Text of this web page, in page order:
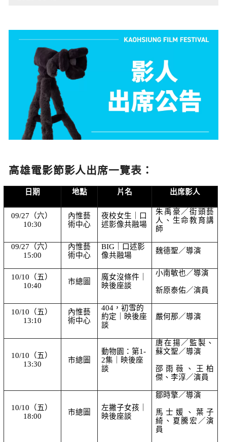
高雄電影節影人出席一覽表：
日期 地點 片名 出席影人
09/27（六）
10:30
內惟藝
術中心
夜校女生｜口
述影像共融場
朱禹豪／街頭藝
人、生命教育講
師
09/27（六）
15:00
內惟藝
術中心
BIG｜口述影
像共融場
魏德聖／導演
10/10（五）
10:40
市總圖
魔女沒條件｜
映後座談
小南敏也／導演
新原泰佑／演員
10/10（五）
13:10
內惟藝
術中心
404，初雪的
約定｜映後座
談
嚴何那／導演
10/10（五）
13:30
市總圖
動物園：第1-
2集｜映後座
談
唐在揚／監製、
蘇文聖／導演
邵雨薇、王柏
傑、李淳／演員
10/10（五）
18:00
市總圖
左撇子女孩｜
映後座談
鄒時擎／導演
馬士媛、葉子
綺、夏騰宏／演
員